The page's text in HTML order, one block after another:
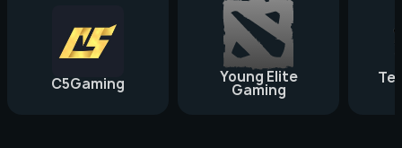
C5Gaming Young Elite
Gaming